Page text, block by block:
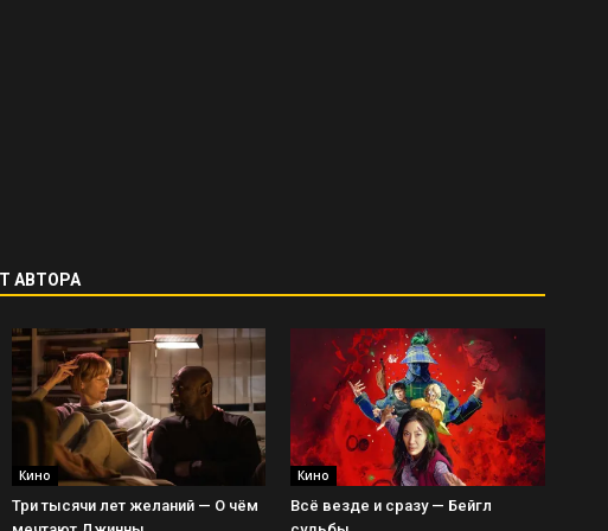
АВТОРА
Кино
Три тысячи лет желаний — О чём
Кино
Всё везде и сразу — Бейгл